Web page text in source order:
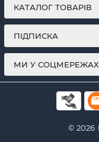
КАТАЛОГ ТОВАРІВ
ПІДПИСКА
МИ У
© 2026